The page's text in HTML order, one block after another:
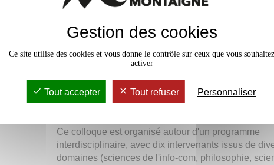
Montaigne (1 rue Jacques Ellul 33800 Bordeaux).
Imaginaires transhumanistes
cybernétiques de l’usine du
objectif de fédérer les compétences présentes sur le
campus de Bordeaux autour de la thématique
Ce colloque est organisé autour d'un programme
interdisciplinaire, avec dix intervenants issus de
domaines (sciences de l'info-com, philosophie,
Gestion des cookies
Ce site utilise des cookies et vous donne le contrôle sur ceux que vous souhaitez
activer
Tout accepter Tout refuser Personnaliser